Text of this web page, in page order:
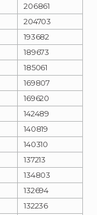
206861
204703
193682
189673
185061
169807
169620
142489
140819
140310
137213
134803
132694
132236